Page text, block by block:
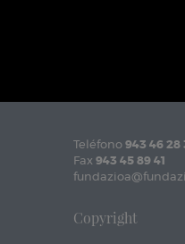
Teléfono 943 46 28
Fax 943 45 89 41
Copyright